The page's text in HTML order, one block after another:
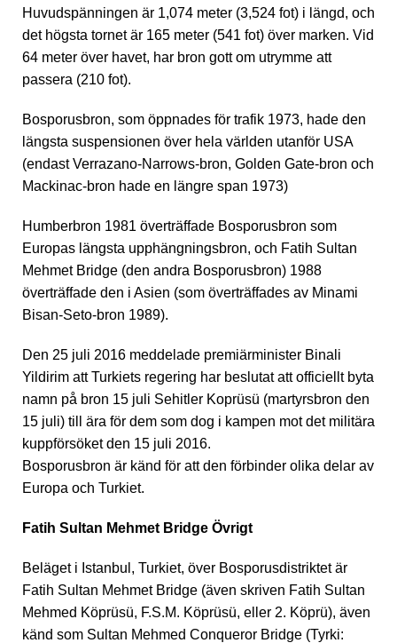
Huvudspänningen är 1,074 meter (3,524 fot) i längd, och
det högsta tornet är 165 meter (541 fot) över marken. Vid
64 meter över havet, har bron gott om utrymme att
passera (210 fot).
Bosporusbron, som öppnades för trafik 1973, hade den
längsta suspensionen över hela världen utanför USA
(endast Verrazano-Narrows-bron, Golden Gate-bron och
Mackinac-bron hade en längre span 1973)
Humberbron 1981 överträffade Bosporusbron som
Europas längsta upphängningsbron, och Fatih Sultan
Mehmet Bridge (den andra Bosporusbron) 1988
överträffade den i Asien (som överträffades av Minami
Bisan-Seto-bron 1989).
Den 25 juli 2016 meddelade premiärminister Binali
Yildirim att Turkiets regering har beslutat att officiellt byta
namn på bron 15 juli Sehitler Koprüsü (martyrsbron den
15 juli) till ära för dem som dog i kampen mot det militära
kuppförsöket den 15 juli 2016.
Bosporusbron är känd för att den förbinder olika delar av
Europa och Turkiet.
Fatih Sultan Mehmet Bridge Övrigt
Beläget i Istanbul, Turkiet, över Bosporusdistriktet är
Fatih Sultan Mehmet Bridge (även skriven Fatih Sultan
Mehmed Köprüsü, F.S.M. Köprüsü, eller 2. Köprü), även
känd som Sultan Mehmed Conqueror Bridge (Tyrki: